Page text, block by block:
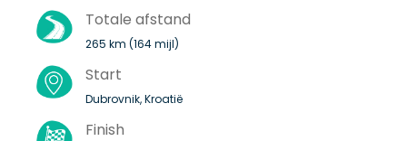
Totale afstand
265 km (164 mijl)
Start
Dubrovnik, Kroatië
Finish